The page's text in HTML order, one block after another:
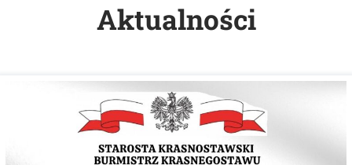
Aktualności